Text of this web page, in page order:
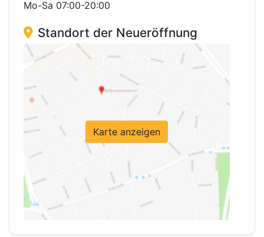
Mo-Sa 07:00-20:00
Standort der Neueröffnung
Karte anzeigen